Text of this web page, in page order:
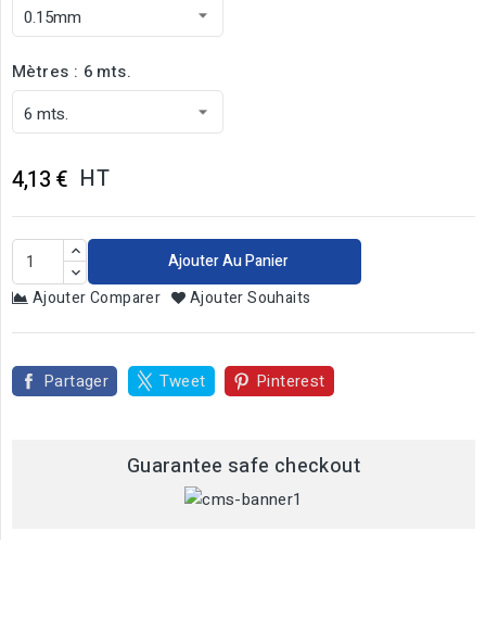
Mètres : 6 mts.
4,13 € HT
Ajouter Au Panier
Ajouter Comparer
Ajouter Souhaits
Partager Tweet Pinterest
Guarantee safe checkout